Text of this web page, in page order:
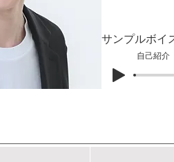
サンプルボイ
​自己紹介